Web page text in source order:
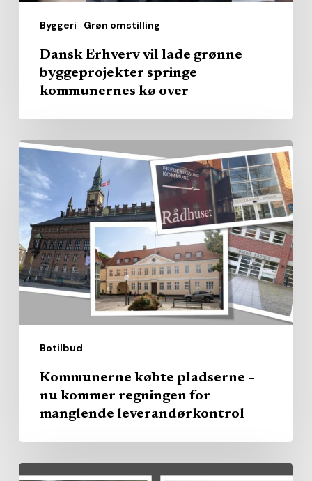
Byggeri Grøn omstilling
Dansk Erhverv vil lade grønne
byggeprojekter springe
kommunernes kø over
Botilbud
Kommunerne
købte
pladserne
–
nu
kommer
regningen
for
Kommunerne købte pladserne –
nu kommer regningen for
manglende leverandørkontrol
Region